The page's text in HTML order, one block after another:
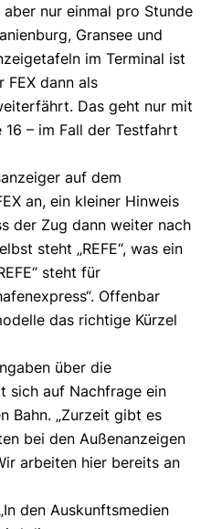
nur einmal pro Stunde
Gransee und
im Terminal ist
FEX dann als
Das geht nur mit
– im Fall der Testfahrt
auf dem
an, ein kleiner Hinweis
der Zug dann weiter nach
steht „REFE“, was ein
steht für
Offenbar
das richtige Kürzel
über die
sich auf Nachfrage ein
Bahn. „Zurzeit gibt es
bei den Außenanzeigen
arbeiten hier bereits an
den Auskunftsmedien